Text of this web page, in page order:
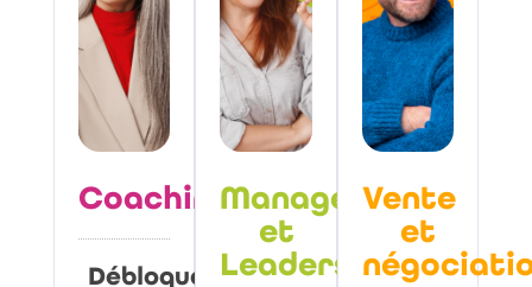
Coaching
Débloquez
Management
et
Leadership
Vente
et